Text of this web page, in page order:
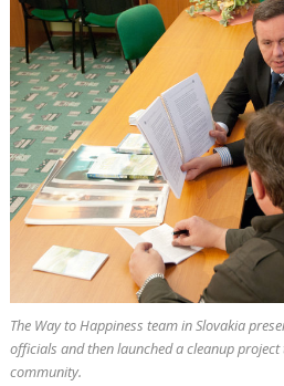
The Way to Happiness team in Slovakia
officials and then launched a cleanup
community.